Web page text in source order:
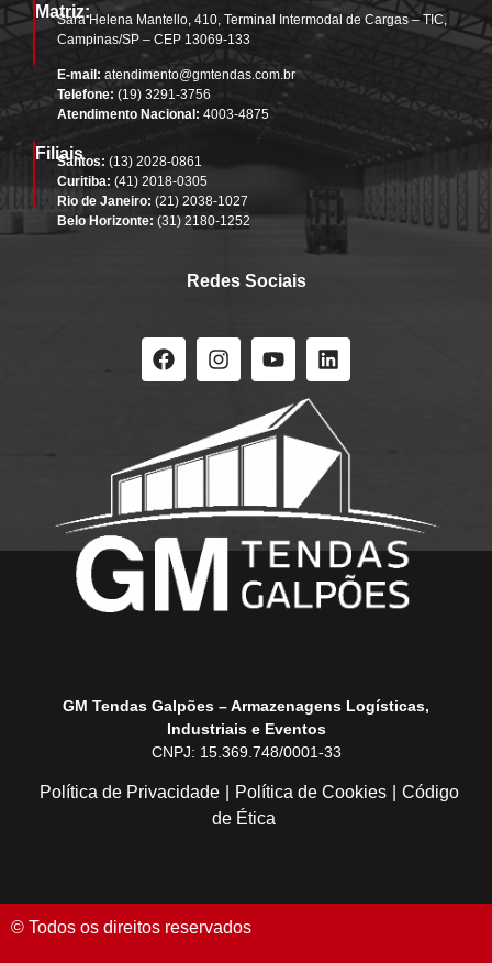
Matriz:
Sara Helena Mantello, 410, Terminal Intermodal de Cargas – TIC,
Campinas/SP – CEP 13069-133
E-mail: atendimento@gmtendas.com.br
Telefone: (19) 3291-3756
Atendimento Nacional: 4003-4875
Filiais
Santos: (13) 2028-0861
Curitiba: (41) 2018-0305
Rio de Janeiro: (21) 2038-1027
Belo Horizonte: (31) 2180-1252
Redes Sociais
GM Tendas Galpões – Armazenagens Logísticas,
Industriais e Eventos
CNPJ: 15.369.748/0001-33
Política de Privacidade Política de Cookies
Código
de Ética
© Todos os direitos reservados